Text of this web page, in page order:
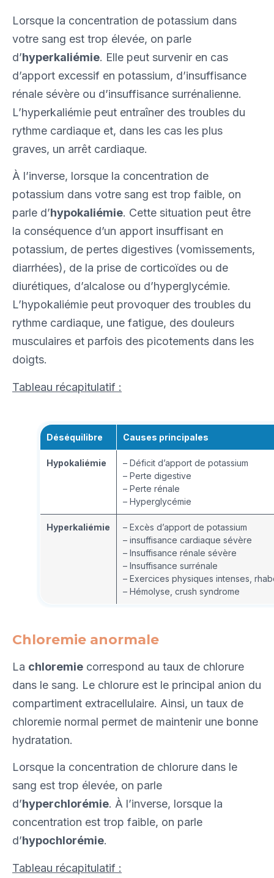
Lorsque la concentration de potassium dans
votre sang est trop élevée, on parle
d’hyperkaliémie. Elle peut survenir en cas
d’apport excessif en potassium, d’insuffisance
rénale sévère ou d’insuffisance surrénalienne.
L’hyperkaliémie peut entraîner des troubles du
rythme cardiaque et, dans les cas les plus
graves, un arrêt cardiaque.
À l’inverse, lorsque la concentration de
potassium dans votre sang est trop faible, on
parle d’hypokaliémie. Cette situation peut être
la conséquence d’un apport insuffisant en
potassium, de pertes digestives (vomissements,
diarrhées), de la prise de corticoïdes ou de
diurétiques, d’alcalose ou d’hyperglycémie.
L’hypokaliémie peut provoquer des troubles du
rythme cardiaque, une fatigue, des douleurs
musculaires et parfois des picotements dans les
doigts.
Tableau récapitulatif :
Déséquilibre Causes principales
Hypokaliémie
– Déficit d’apport de potassium
– Perte digestive
– Perte rénale
– Hyperglycémie
Hyperkaliémie
– Excès d’apport de potassium
– insuffisance cardiaque sévère
– Insuffisance rénale sévère
– Insuffisance surrénale
– Exercices physiques intenses,
– Hémolyse, crush syndrome
Chloremie anormale
La chloremie correspond au taux de chlorure
dans le sang. Le chlorure est le principal anion du
compartiment extracellulaire. Ainsi, un taux de
chloremie normal permet de maintenir une bonne
hydratation.
Lorsque la concentration de chlorure dans le
sang est trop élevée, on parle
d’hyperchlorémie. À l’inverse, lorsque la
concentration est trop faible, on parle
d’hypochlorémie.
Tableau récapitulatif :